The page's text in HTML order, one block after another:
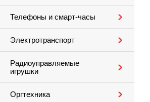
Телефоны и смарт-часы
Электротранспорт
Радиоуправляемые
игрушки
Оргтехника